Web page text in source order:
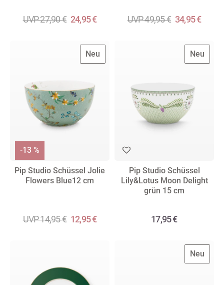
UVP 27,90 € 24,95 € UVP 49,95 € 34,95 €
Neu
Pip Studio Schüssel Jolie
Flowers Blue12 cm
UVP 14,95 € 12,95 €
-13 %
Neu
Pip Studio Schüssel
Lily&Lotus Moon Delight
grün 15 cm
17,95 €
Neu